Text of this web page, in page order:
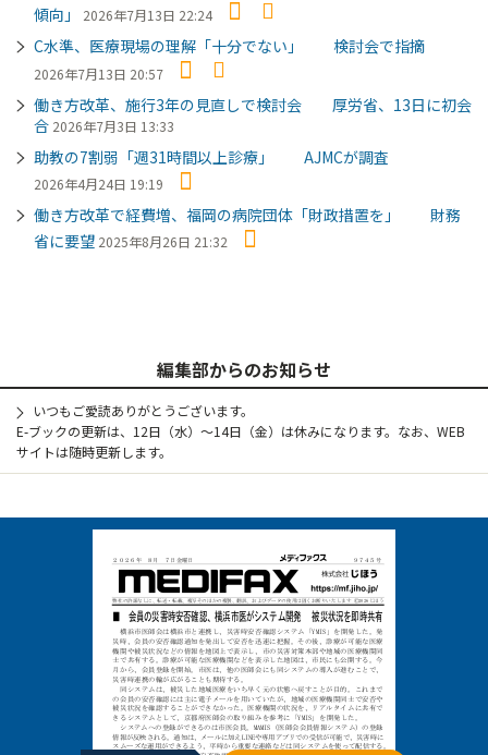
傾向」
2026年7月13日 22:24
C水準、医療現場の理解「十分でない」 検討会で指摘
2026年7月13日 20:57
働き方改革、施行3年の見直しで検討会 厚労省、13日に初会
合 2026年7月3日 13:33
助教の7割弱「週31時間以上診療」 AJMCが調査
2026年4月24日 19:19
働き方改革で経費増、福岡の病院団体「財政措置を」 財務
省に要望 2025年8月26日 21:32
編集部からのお知らせ
いつもご愛読ありがとうございます。
E-ブックの更新は、12日（水）～14日（金）は休みになります。なお、WEB
サイトは随時更新します。